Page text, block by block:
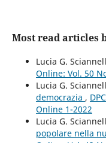
Most read articles
Lucia G.
Online: Vol. 50
Lucia G.
democrazia ,
Online 1-2022
Lucia G.
popolare nella